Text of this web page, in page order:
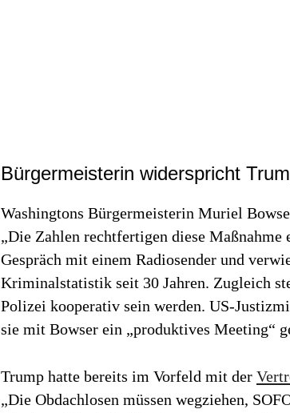
Bürgermeisterin widerspricht
Washingtons Bürgermeisterin Muriel
„Die Zahlen rechtfertigen diese Maßnahme
Gespräch mit einem Radiosender und
Kriminalstatistik seit 30 Jahren. Zugleich
Polizei kooperativ sein werden. US-
sie mit Bowser ein „produktives Meeting“
Trump hatte bereits im Vorfeld mit der
„Die Obdachlosen müssen wegziehen,